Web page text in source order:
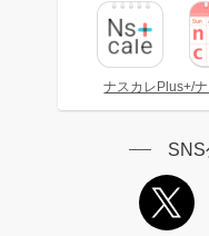
ナスカレPlus+/
SNS